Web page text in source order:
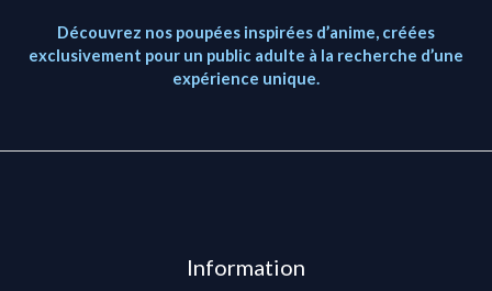
Découvrez nos poupées inspirées d’anime, créées
exclusivement pour un public adulte à la recherche d’une
expérience unique.
Information